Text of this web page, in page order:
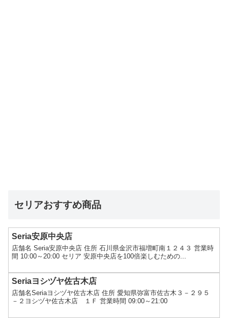
セリアおすすめ商品
Seria安原中央店
店舗名 Seria安原中央店 住所 石川県金沢市福増町南１２４３ 営業時
間 10:00～20:00 セリア 安原中央店を100倍楽しむための...
Seriaヨシヅヤ佐古木店
店舗名Seriaヨシヅヤ佐古木店 住所 愛知県弥富市佐古木３－２９５
－２ヨシヅヤ佐古木店 １Ｆ 営業時間 09:00～21:00